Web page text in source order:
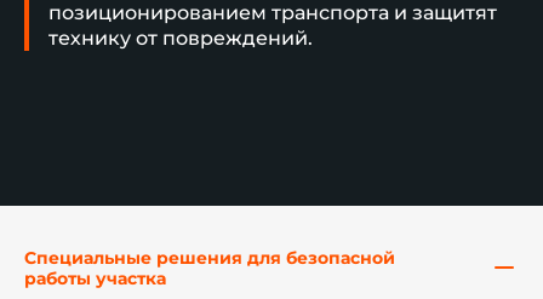
позиционированием транспорта и защитят
технику от повреждений.
Специальные решения для безопасной
работы участка